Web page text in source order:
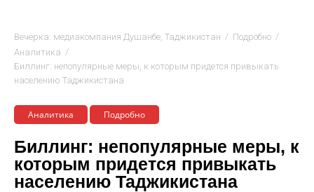
Вечёрка: медиакомпания Душанбе, Таджикистан / Подробно /
Аналитика /
Биллинг: непопулярные меры, к которым придется привыкать
населению Таджикистана
Аналитика Подробно
Биллинг: непопулярные меры, к
которым придется привыкать
населению Таджикистана